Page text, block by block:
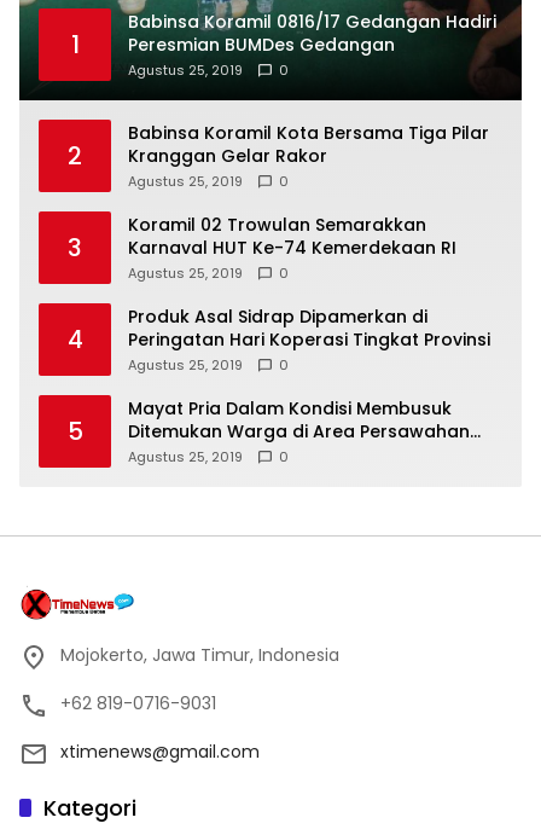
1
Babinsa Koramil 0816/17 Gedangan Hadiri
Peresmian BUMDes Gedangan
Agustus 25, 2019 0
2
Babinsa Koramil Kota Bersama Tiga Pilar
Kranggan Gelar Rakor
Agustus 25, 2019 0
3
Koramil 02 Trowulan Semarakkan
Karnaval HUT Ke-74 Kemerdekaan RI
Agustus 25, 2019 0
4
Produk Asal Sidrap Dipamerkan di
Peringatan Hari Koperasi Tingkat Provinsi
Agustus 25, 2019 0
5
Mayat Pria Dalam Kondisi Membusuk
Ditemukan Warga di Area Persawahan
Sidoarjo
Agustus 25, 2019 0
Mojokerto, Jawa Timur, Indonesia
+62 819-0716-9031
xtimenews@gmail.com
Kategori